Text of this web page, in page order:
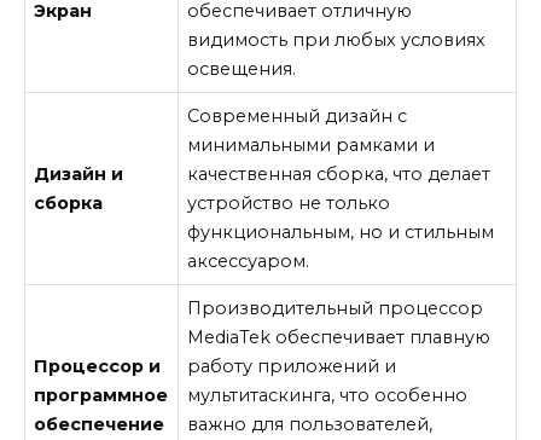
Экран
обеспечивает отличную
видимость при любых условиях
освещения.
Дизайн и
сборка
Современный дизайн с
минимальными рамками и
качественная сборка, что делает
устройство не только
функциональным, но и стильным
аксессуаром.
Процессор и
программное
обеспечение
Производительный процессор
MediaTek обеспечивает плавную
работу приложений и
мультитаскинга, что особенно
важно для пользователей,